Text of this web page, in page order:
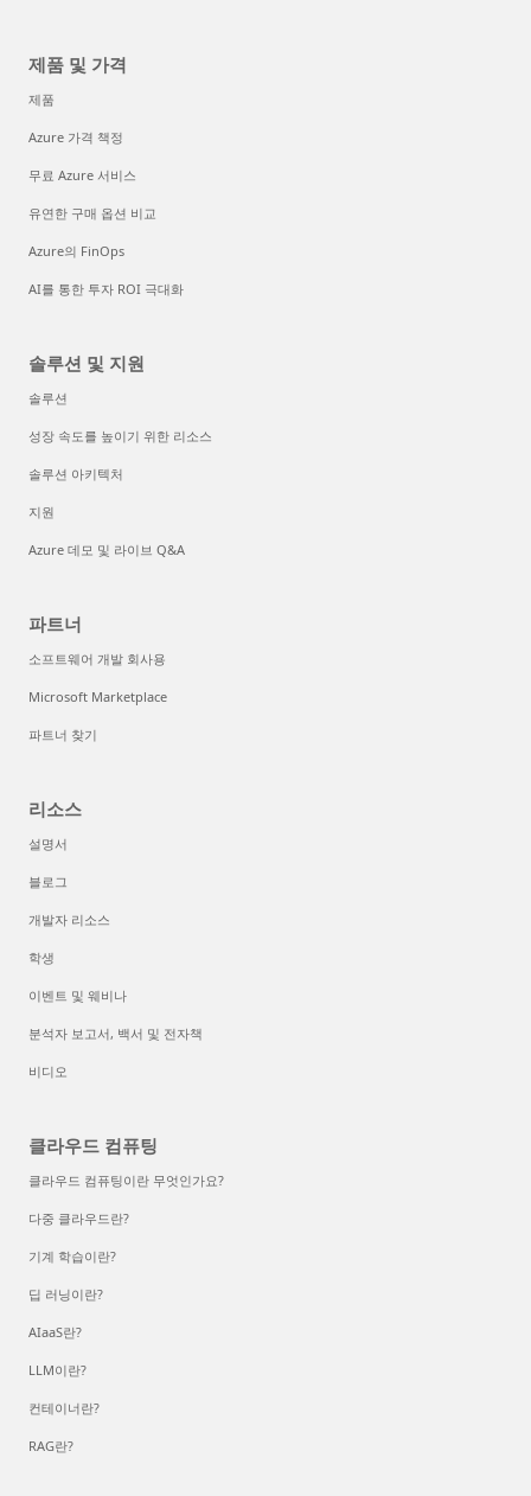
제품 및 가격
제품
Azure 가격 책정
무료 Azure 서비스
유연한 구매 옵션 비교
Azure의 FinOps
AI를 통한 투자 ROI 극대화
솔루션 및 지원
솔루션
성장 속도를 높이기 위한 리소스
솔루션 아키텍처
지원
Azure 데모 및 라이브 Q&A
파트너
소프트웨어 개발 회사용
Microsoft Marketplace
파트너 찾기
리소스
설명서
블로그
개발자 리소스
학생
이벤트 및 웨비나
분석자 보고서, 백서 및 전자책
비디오
클라우드 컴퓨팅
클라우드 컴퓨팅이란 무엇인가요?
다중 클라우드란?
기계 학습이란?
딥 러닝이란?
AIaaS란?
LLM이란?
컨테이너란?
RAG란?